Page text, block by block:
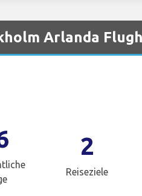
Arlanda
2
Reiseziele